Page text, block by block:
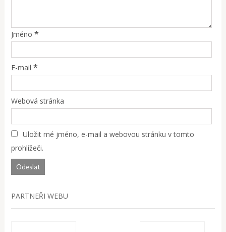
Jméno *
E-mail *
Webová stránka
Uložit mé jméno, e-mail a webovou stránku v tomto
prohlížeči.
PARTNEŘI WEBU